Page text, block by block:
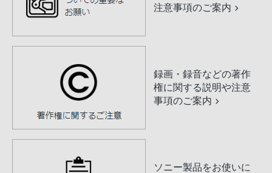
注意事項のご案内
録画・録音などの著作
権に関する説明や注意
事項のご案内
ソニー製品をお使いに